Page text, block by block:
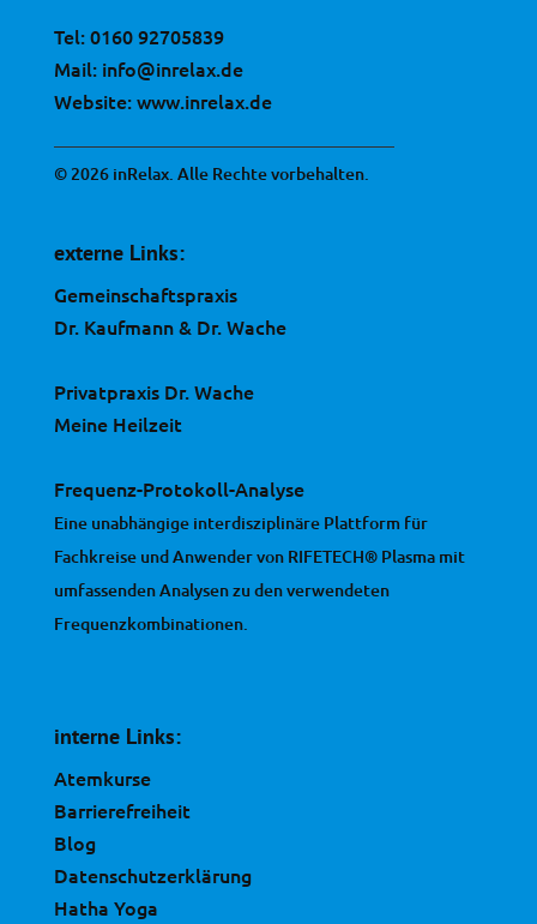
Tel:0160 92705839
Mail: info@inrelax.de
Website:www.inrelax.de
© 2026 inRelax. Alle Rechte vorbehalten.
externe Links:
Gemeinschaftspraxis
Dr. Kaufmann & Dr. Wache
Privatpraxis Dr. Wache
Meine Heilzeit
Frequenz-Protokoll-Analyse
Eine unabhängige interdisziplinäre Plattform für
Fachkreise und Anwender von RIFETECH® Plasma mit
umfassenden Analysen zu den verwendeten
Frequenzkombinationen.
interne Links:
Atemkurse
Barrierefreiheit
Blog
Datenschutzerklärung
Hatha Yoga